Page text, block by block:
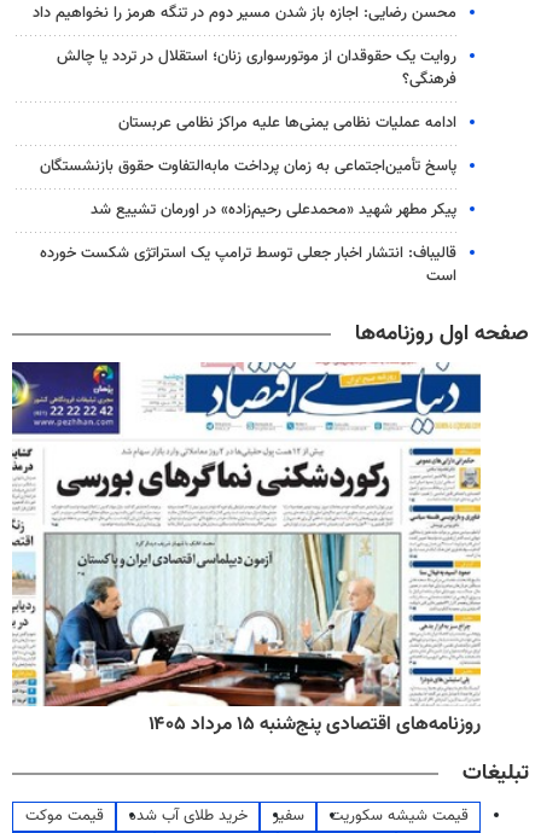
محسن رضایی: اجازه باز شدن مسیر دوم در تنگه هرمز را نخواهیم داد
روایت یک حقوقدان از موتورسواری زنان؛ استقلال در تردد یا چالش
فرهنگی؟
ادامه عملیات نظامی یمنی‌ها علیه مراکز نظامی عربستان
پاسخ تأمین‌اجتماعی به زمان پرداخت مابه‌التفاوت حقوق بازنشستگان
پیکر مطهر شهید «محمدعلی رحیم‌زاده» در اورمان تشییع شد
قالیباف: انتشار اخبار جعلی توسط ترامپ یک استراتژی شکست خورده
است
صفحه اول روزنامه‌ها
روزنامه‌های اقتصادی پنج‌شنبه ۱۵ مرداد ۱۴۰۵
تبلیغات
قیمت شیشه سکوریت سفیر خرید طلای آب شده
قیمت موکت